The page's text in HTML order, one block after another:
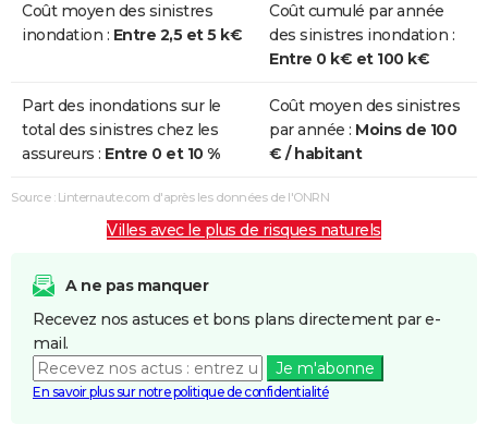
Coût moyen des sinistres
inondation : Entre 2,5 et 5 k€
Coût cumulé par année
des sinistres inondation :
Entre 0 k€ et 100 k€
Part des inondations sur le
total des sinistres chez les
assureurs : Entre 0 et 10 %
Coût moyen des sinistres
par année : Moins de 100
€ / habitant
Source : Linternaute.com d'après les données de l'ONRN
Villes avec le plus de risques naturels
A ne pas manquer
Recevez nos astuces et bons plans directement par e-
mail.
Je m'abonne
En savoir plus sur notre politique de confidentialité